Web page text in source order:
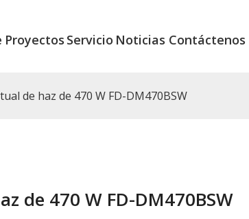
Proyectos Servicio Noticias Contáctenos
de haz de 470 W FD-DM470BSW
de 470 W FD-DM470BSW